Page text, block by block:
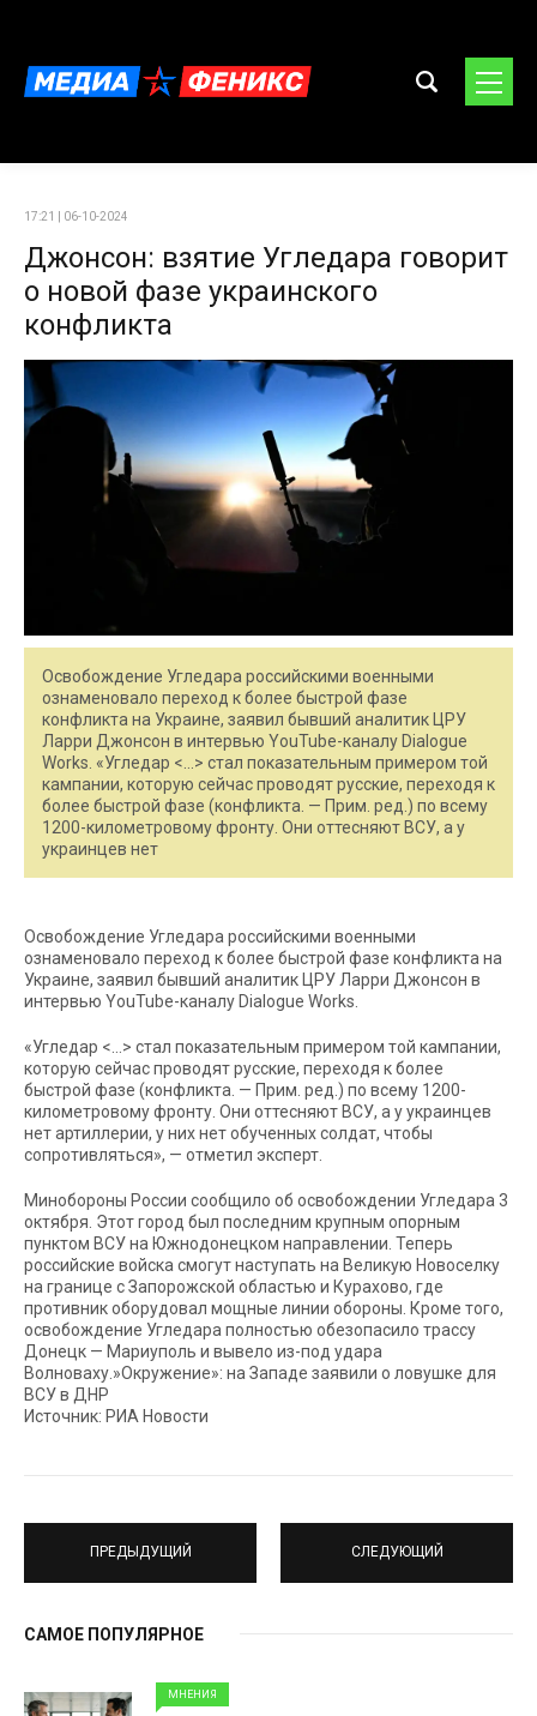
17:21 | 06-10-2024
Джонсон: взятие Угледара говорит
о новой фазе украинского
конфликта
Освобождение Угледара российскими военными
ознаменовало переход к более быстрой фазе
конфликта на Украине, заявил бывший аналитик ЦРУ
Ларри Джонсон в интервью YouTube-каналу Dialogue
Works. «Угледар <…> стал показательным примером той
кампании, которую сейчас проводят русские, переходя к
более быстрой фазе (конфликта. — Прим. ред.) по всему
1200-километровому фронту. Они оттесняют ВСУ, а у
украинцев нет
Освобождение Угледара российскими военными
ознаменовало переход к более быстрой фазе конфликта на
Украине, заявил бывший аналитик ЦРУ Ларри Джонсон в
интервью YouTube-каналу Dialogue Works.
«Угледар <…> стал показательным примером той кампании,
которую сейчас проводят русские, переходя к более
быстрой фазе (конфликта. — Прим. ред.) по всему 1200-
километровому фронту. Они оттесняют ВСУ, а у украинцев
нет артиллерии, у них нет обученных солдат, чтобы
сопротивляться», — отметил эксперт.
Минобороны России сообщило об освобождении Угледара 3
октября. Этот город был последним крупным опорным
пунктом ВСУ на Южнодонецком направлении. Теперь
российские войска смогут наступать на Великую Новоселку
на границе с Запорожской областью и Курахово, где
противник оборудовал мощные линии обороны. Кроме того,
освобождение Угледара полностью обезопасило трассу
Донецк — Мариуполь и вывело из-под удара
Волноваху.»Окружение»: на Западе заявили о ловушке для
ВСУ в ДНР
Источник: РИА Новости
ПРЕДЫДУЩИЙ СЛЕДУЮЩИЙ
САМОЕ ПОПУЛЯРНОЕ
МНЕНИЯ